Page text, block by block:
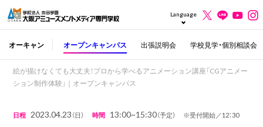
Language
オーキャン オープンキャンパス 出張説明会 学校見学・個別相談会
絵が描けなくても大丈夫！プロから学べるアニメーション講座「CGアニメー
ション制作体験」｜オープンキャンパス
日程 2023.04.23（日） 時間 13:00~15:30（予定） ※受付開始／12：30